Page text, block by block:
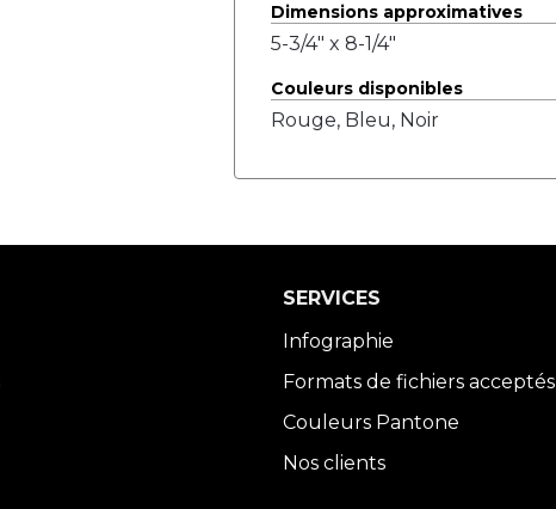
Dimensions approximatives
5-3/4" x 8-1/4"
Couleurs disponibles
Rouge, Bleu, Noir
SERVICES
Infographie
Formats de fichiers acceptés
Couleurs Pantone
Nos clients